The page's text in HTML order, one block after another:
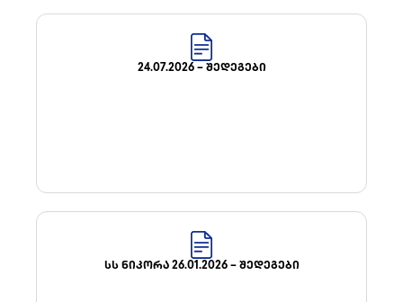
24.07.2026 – ᲨᲔᲓᲔᲒᲔᲑᲘ
ᲡᲡ ᲜᲘᲙᲝᲠᲐ 26.01.2026 – ᲨᲔᲓᲔᲒᲔᲑᲘ